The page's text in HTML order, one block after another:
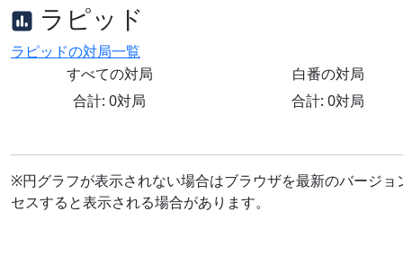
ラピッド
ラピッドの対局一覧
すべての対局
合計: 0対局
白番の対局
合計: 0対局
※円グラフが表示されない場合はブラウザを最新のバージ
セスすると表示される場合があります。